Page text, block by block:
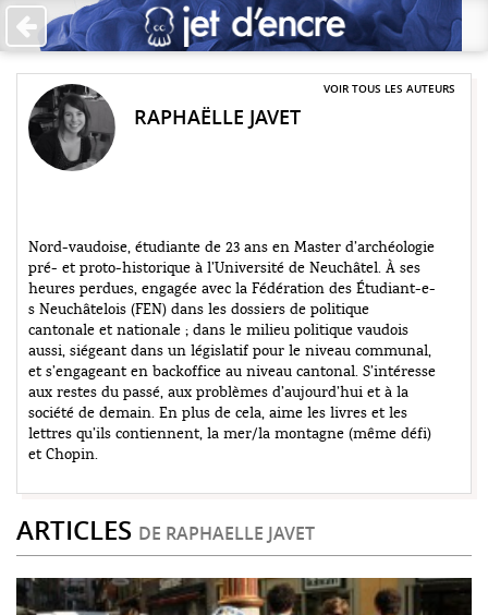
Accueil
Les auteurs
+Catégories
Qui sommes-nous ?
♥ Faire un don
Contact
VOIR TOUS LES AUTEURS
RAPHAËLLE JAVET
Nord-vaudoise, étudiante de 23 ans en Master d’archéologie
pré- et proto-historique à l’Université de Neuchâtel. À ses
heures perdues, engagée avec la Fédération des Étudiant-e-
s Neuchâtelois (FEN) dans les dossiers de politique
cantonale et nationale ; dans le milieu politique vaudois
aussi, siégeant dans un législatif pour le niveau communal,
et s’engageant en backoffice au niveau cantonal. S’intéresse
aux restes du passé, aux problèmes d’aujourd’hui et à la
société de demain. En plus de cela, aime les livres et les
lettres qu’ils contiennent, la mer/la montagne (même défi)
et Chopin.
ARTICLES DE RAPHAELLE JAVET